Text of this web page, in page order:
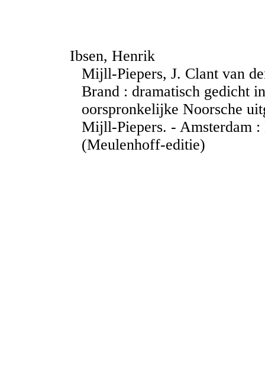
Ibsen, Henrik
Mijll-Piepers, J. Clant van
Brand : dramatisch gedicht
oorspronkelijke Noorsche
Mijll-Piepers. - Amsterdam
(Meulenhoff-editie)